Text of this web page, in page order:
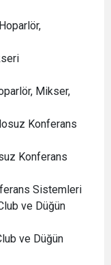
Mikser,
Konferans
Konferans
Sistemleri
ve Düğün
ve Düğün